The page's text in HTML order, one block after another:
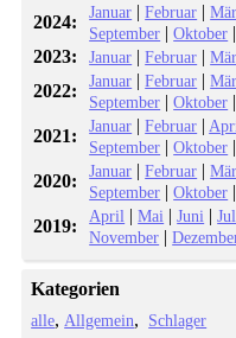
2024: Januar |Februar |
September |Oktober
2023: Januar |Februar |
2022: Januar |Februar |
September |Oktober
2021: Januar |Februar |
September |Oktober
2020: Januar |Februar |
September |Oktober
2019: April |Mai |Juni |
November |
Kategorien
alle Allgemein Schlager